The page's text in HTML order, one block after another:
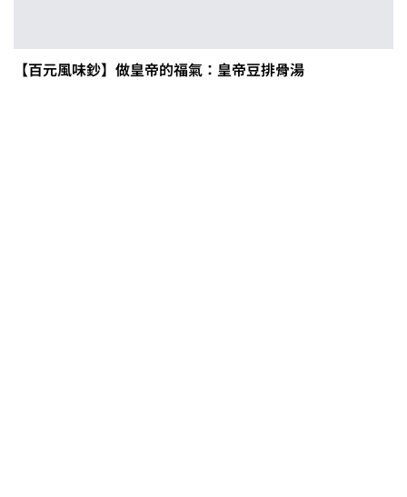
【百元風味鈔】做皇帝的福氣：皇帝豆排骨湯